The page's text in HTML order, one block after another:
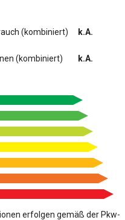
(kombiniert) k.A.
(kombiniert) k.A.
erfolgen gemäß der Pkw-